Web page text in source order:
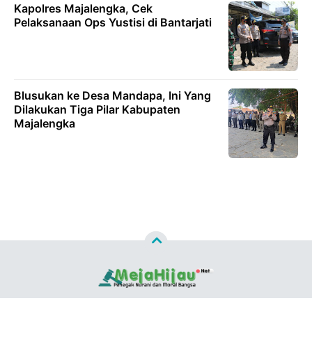
Kapolres Majalengka, Cek
Pelaksanaan Ops Yustisi di Bantarjati
Blusukan ke Desa Mandapa, Ini Yang
Dilakukan Tiga Pilar Kabupaten
Majalengka
Copyright ©2026MEJAHIJAU.NET™